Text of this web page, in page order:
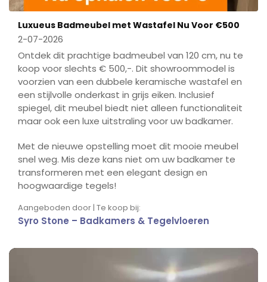
Luxueus Badmeubel met Wastafel Nu Voor €500
2-07-2026
Ontdek dit prachtige badmeubel van 120 cm, nu te
koop voor slechts € 500,-. Dit showroommodel is
voorzien van een dubbele keramische wastafel en
een stijlvolle onderkast in grijs eiken. Inclusief
spiegel, dit meubel biedt niet alleen functionaliteit
maar ook een luxe uitstraling voor uw badkamer.
Met de nieuwe opstelling moet dit mooie meubel
snel weg. Mis deze kans niet om uw badkamer te
transformeren met een elegant design en
hoogwaardige tegels!
Aangeboden door | Te koop bij:
Syro Stone – Badkamers & Tegelvloeren